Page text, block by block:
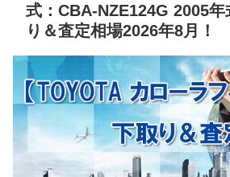
式：CBA-NZE124G 2005年
り＆査定相場2026年8月！